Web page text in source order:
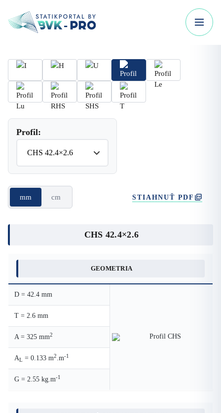
Profil:
mm cm STIAHNUŤ PDF
CHS 42.4×2.6
GEOMETRIA
D = 42.4 mm
T = 2.6 mm
A = 325 mm2
AL = 0.133 m2.m-1
G = 2.55 kg.m-1